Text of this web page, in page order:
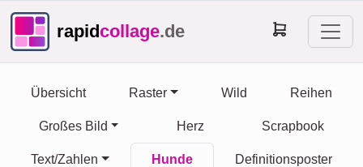
rapidcollage.de
Übersicht Raster Wild Reihen
Großes Bild Herz Scrapbook
Text/Zahlen Hunde Definitionsposter